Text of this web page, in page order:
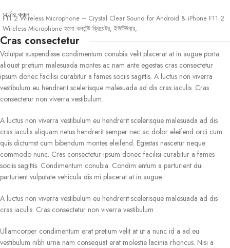
অর্ডার করুন
F11 2 Wireless Microphone – Crystal Clear Sound for Android & iPhone F11 2
Wireless Microphone হলো কনটেন্ট ক্রিয়েটর, ইউটিউবার,
Cras consectetur
Volutpat suspendisse condimentum conubia velit placerat at in augue porta
aliquet pretium malesuada montes ac nam ante egestas cras consectetur
ipsum donec facilisi curabitur a fames sociis sagittis. A luctus non viverra
vestibulum eu hendrerit scelerisque malesuada ad dis cras iaculis. Cras
consectetur non viverra vestibulum.
A luctus non viverra vestibulum eu hendrerit scelerisque malesuada ad dis
cras iaculis aliquam netus hendrerit semper nec ac dolor eleifend orci cum
quis dictumst cum bibendum montes eleifend. Egestas nascetur neque
commodo nunc. Cras consectetur ipsum donec facilisi curabitur a fames
sociis sagittis. Condimentum conubia. Condim entum a parturient dui
parturient vulputate vehicula dis mi placerat at in augue.
A luctus non viverra vestibulum eu hendrerit scelerisque malesuada ad dis
cras iaculis. Cras consectetur non viverra vestibulum.
Ullamcorper condimentum erat pretium velit at ut a nunc id a ad eu
vestibulum nibh urna nam consequat erat molestie lacinia rhoncus. Nisi a